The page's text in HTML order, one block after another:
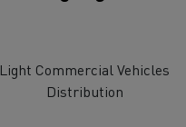
Light Commercial Vehicles
Distribution